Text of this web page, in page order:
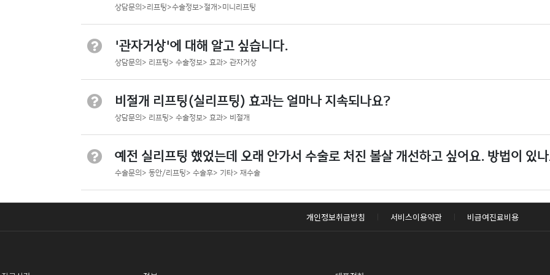
상담문의>리프팅>수술정보>절개>미니리프팅
'관자거상'에 대해 알고 싶습니다.
상담문의> 리프팅> 수술정보> 효과> 관자거상
비절개 리프팅(실리프팅) 효과는 얼마나 지속되나요?
상담문의> 리프팅> 수술정보> 효과> 비절개
예전 실리프팅 했었는데 오래 안가서 수술로 처진 볼살 개선하고 싶어요. 방법이 있
수술문의> 동안/리프팅> 수술후> 기타> 재수술
개인정보취급방침 서비스이용약관 비급여진료비용